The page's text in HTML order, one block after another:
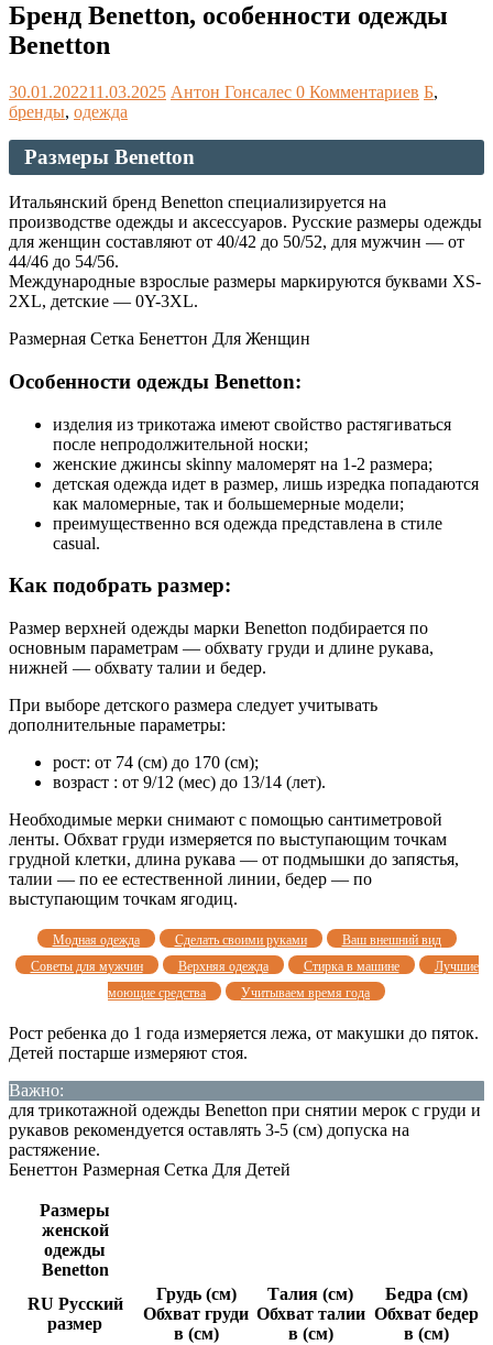
Бренд Benetton, особенности одежды
Benetton
30.01.202211.03.2025 Антон Гонсалес 0 Комментариев Б,
бренды, одежда
Размеры Benetton
Итальянский бренд Benetton специализируется на
производстве одежды и аксессуаров. Русские размеры одежды
для женщин составляют от 40/42 до 50/52, для мужчин — от
44/46 до 54/56.
Международные взрослые размеры маркируются буквами XS-
2XL, детские — 0Y-3XL.
Размерная Сетка Бенеттон Для Женщин
Особенности одежды Benetton:
изделия из трикотажа имеют свойство растягиваться
после непродолжительной носки;
женские джинсы skinny маломерят на 1-2 размера;
детская одежда идет в размер, лишь изредка попадаются
как маломерные, так и большемерные модели;
преимущественно вся одежда представлена в стиле
casual.
Как подобрать размер:
Размер верхней одежды марки Benetton подбирается по
основным параметрам — обхвату груди и длине рукава,
нижней — обхвату талии и бедер.
При выборе детского размера следует учитывать
дополнительные параметры:
рост: от 74 (см) до 170 (см);
возраст : от 9/12 (мес) до 13/14 (лет).
Необходимые мерки снимают с помощью сантиметровой
ленты. Обхват груди измеряется по выступающим точкам
грудной клетки, длина рукава — от подмышки до запястья,
талии — по ее естественной линии, бедер — по
выступающим точкам ягодиц.
Модная одежда Сделать своими руками
Ваш внешний вид
Советы для мужчин
Верхняя одежда Стирка в машине
Лучшие
моющие средства
Учитываем время года
Рост ребенка до 1 года измеряется лежа, от макушки до пяток.
Детей постарше измеряют стоя.
Важно:
для трикотажной одежды Benetton при снятии мерок с груди и
рукавов рекомендуется оставлять 3-5 (см) допуска на
растяжение.
Бенеттон Размерная Сетка Для Детей
Размеры
женской
одежды
Benetton
RU Русский
размер
Грудь (см)
Обхват груди
в (см)
Талия (см)
Обхват талии
в (см)
Бедра (см)
Обхват бедер
в (см)